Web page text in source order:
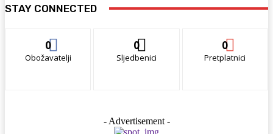
STAY CONNECTED
0
Obožavatelji
0
Sljedbenici
0
Pretplatnici
- Advertisement -